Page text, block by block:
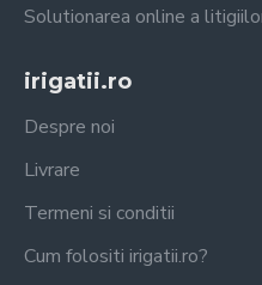
Solutionarea online a
irigatii.ro
Despre noi
Livrare
Termeni si conditii
Cum folositi irigatii.ro?